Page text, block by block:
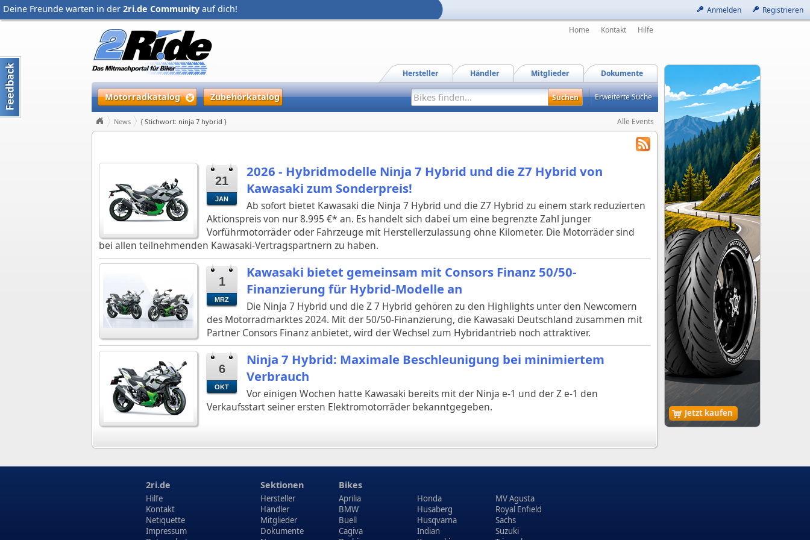
Anmelden Registrieren
Deine Freunde warten in der 2ri.de Community auf dich!
Jetzt kaufen
Home Kontakt Hilfe
Dokumente
Mitglieder
Händler
Hersteller
Motorradkatalog Zubehörkatalog Erweiterte Suche
Alle Events
News { Stichwort: ninja 7 hybrid }
21
JAN
2026 - Hybridmodelle Ninja 7 Hybrid und die Z7 Hybrid von
Kawasaki zum Sonderpreis!
Ab sofort bietet Kawasaki die Ninja 7 Hybrid und die Z7 Hybrid zu einem stark reduzierten
Aktionspreis von nur 8.995 €* an. Es handelt sich dabei um eine begrenzte Zahl junger
Vorführmotorräder oder Fahrzeuge mit Herstellerzulassung ohne Kilometer. Die Motorräder sind
bei allen teilnehmenden Kawasaki-Vertragspartnern zu haben.
1
MRZ
Kawasaki bietet gemeinsam mit Consors Finanz 50/50-
Finanzierung für Hybrid-Modelle an
Die Ninja 7 Hybrid und die Z 7 Hybrid gehören zu den Highlights unter den Newcomern
des Motorradmarktes 2024. Mit der 50/50-Finanzierung, die Kawasaki Deutschland zusammen mit
Partner Consors Finanz anbietet, wird der Wechsel zum Hybridantrieb noch attraktiver.
6
OKT
Ninja 7 Hybrid: Maximale Beschleunigung bei minimiertem
Verbrauch
Vor einigen Wochen hatte Kawasaki bereits mit der Ninja e-1 und der Z e-1 den
Verkaufsstart seiner ersten Elektromotorräder bekanntgegeben.
2ri.de
Hilfe
Kontakt
Netiquette
Impressum
Sektionen
Hersteller
Händler
Mitglieder
Dokumente
Bikes
Aprilia
BMW
Buell
Cagiva
Honda
Husaberg
Husqvarna
Indian
MV Agusta
Royal Enfield
Sachs
Suzuki